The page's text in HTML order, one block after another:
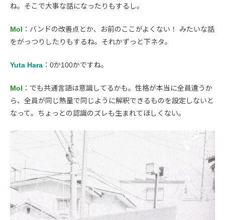
ね。そこで大事な話になったりもするし。
Mol ：バンドの改善点とか、お前のここがよくない！ みたいな話
をがっつりしたりもするね。それかずっと下ネタ。
Yuta Hara ：0か100かですね。
Mol ：でも共通言語は意識してるかも。性格が本当に全員違うか
ら、全員が同じ熱量で同じように解釈できるものを設定しないと
なって。ちょっとの認識のズレも生まれてほしくない。